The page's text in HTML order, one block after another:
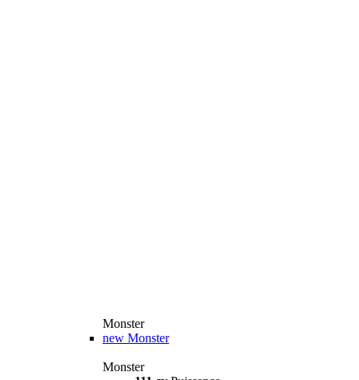
Monster
new Monster
Monster